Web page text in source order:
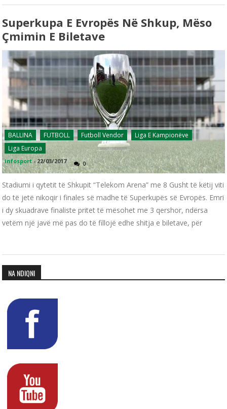
Superkupa E Evropës Në Shkup, Mëso
Çmimin E Biletave
BALLINA FUTBOLL Futboll Vendor
Liga E Kampionëve
Liga Europa
infosport -22/03/2017 0
Stadiumi i qytetit të Shkupit “Telekom Arena” me 8 Gusht të këtij viti
do të jetë nikoqir i finales së madhe të Superkupës së Evropës. Emri
i dy skuadrave finaliste pritet të mësohet me 3 qershor, ndërsa
vetëm një javë më pas do të fillojë edhe shitja e biletave, për
NA NDIQNI